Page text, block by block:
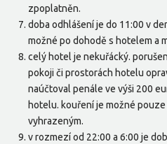
zpoplatněn.
doba odhlášení je do 11:00 v
možné po dohodě s hotelem a
celý hotel je nekuřácký.
pokoji či prostorách hotelu
naúčtoval penále ve výši 200
hotelu. kouření je možné
vyhrazeným.
v rozmezí od 22:00 a 6:00 je